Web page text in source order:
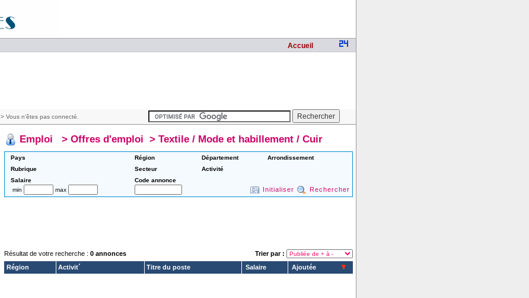
Accueil
> Vous n'êtes pas connecté.
Emploi > Offres d'emploi > Textile / Mode et habillement / Cuir
Pays Région Département
Arrondissement
Rubrique
Secteur
Activité
Salaire
Code annonce
min
max Initialiser Rechercher
Résultat de votre recherche : 0 annonces
Trier par :
Région
Activit´ Titre du poste Salaire Ajoutée